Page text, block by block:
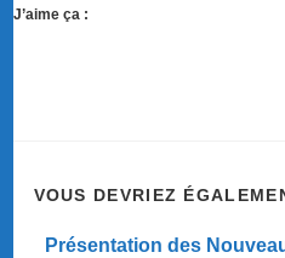
J’aime ça :
VOUS DEVRIEZ
Présentation des